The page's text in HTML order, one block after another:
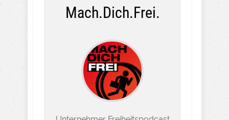
Mach.Dich.Frei.